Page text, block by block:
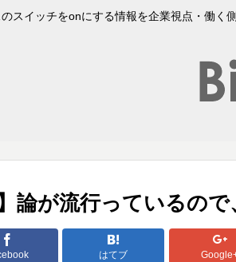
のスイッチをonにする情報を企業視点・働
論が流行っているの
はてブ